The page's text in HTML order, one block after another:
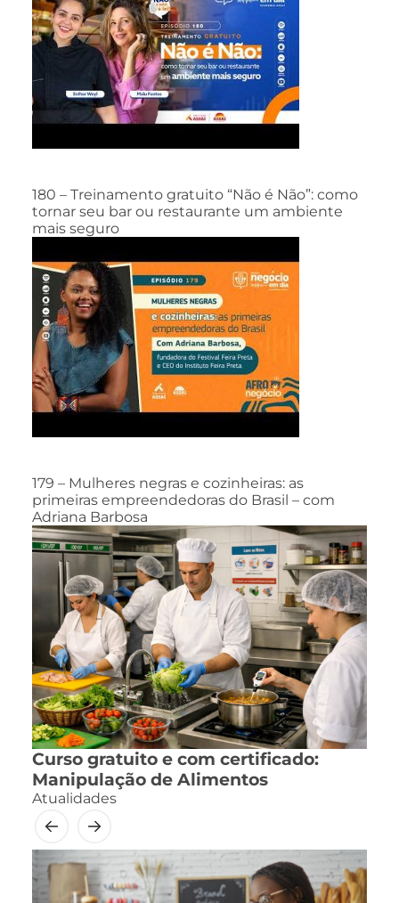
180 – Treinamento gratuito “Não é Não”: como
tornar seu bar ou restaurante um ambiente
mais seguro
179 – Mulheres negras e cozinheiras: as
primeiras empreendedoras do Brasil – com
Adriana Barbosa
Curso gratuito e com certificado:
Manipulação de Alimentos
Atualidades